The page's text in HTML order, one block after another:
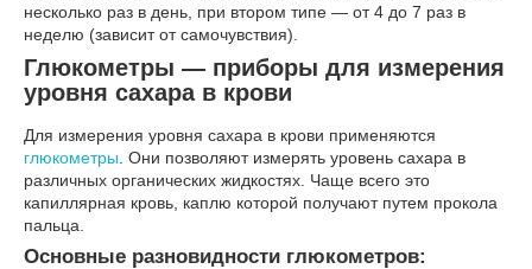
несколько раз в день, при втором типе — от 4 до 7 раз в
неделю (зависит от самочувствия).
Глюкометры — приборы для измерения
уровня сахара в крови
Для измерения уровня сахара в крови применяются
глюкометры . Они позволяют измерять уровень сахара в
различных органических жидкостях. Чаще всего это
капиллярная кровь, каплю которой получают путем прокола
пальца.
Основные разновидности глюкометров: